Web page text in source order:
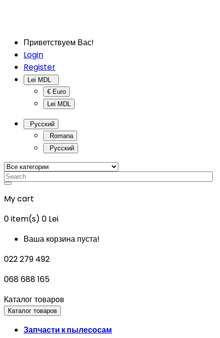
Приветствуем Вас!
Login
Register
€ Euro
Lei MDL
Русский
Romana
Русский
My cart
0item(s) 0 Lei
Ваша корзина пуста!
022 279 492
068 688 165
Каталог товаров
Каталог товаров
Запчасти к пылесосам